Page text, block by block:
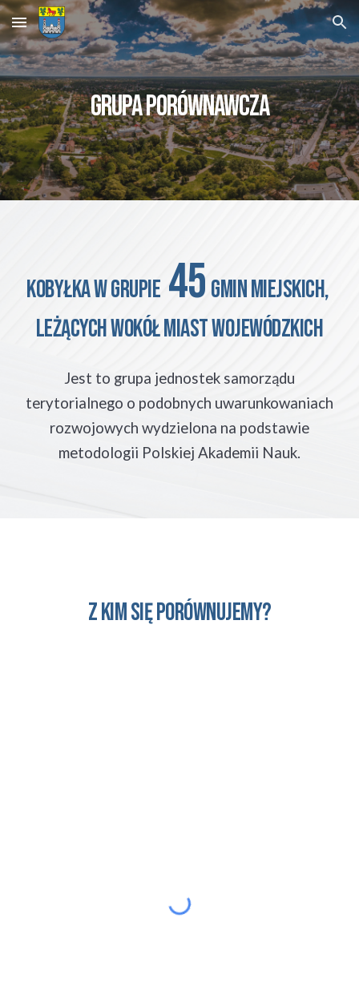
Skip to main content Skip to navigation
Grupa porównawcza
KOBYŁKAW GRUPIE 45 GMIN MIEJSKICH,
leżących WOKÓŁ MIAST WOJEWÓDZKICH
Jest to grupa jednostek samorządu
terytorialnego o podobnych uwarunkowaniach
rozwojowych wydzielona na podstawie
metodologii Polskiej Akademii Nauk.
Z kim się porównujemy?